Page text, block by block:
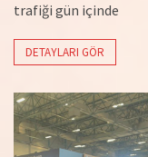
trafiği gün içinde
DETAYLARI GÖR